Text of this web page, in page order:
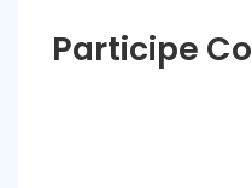
Participe